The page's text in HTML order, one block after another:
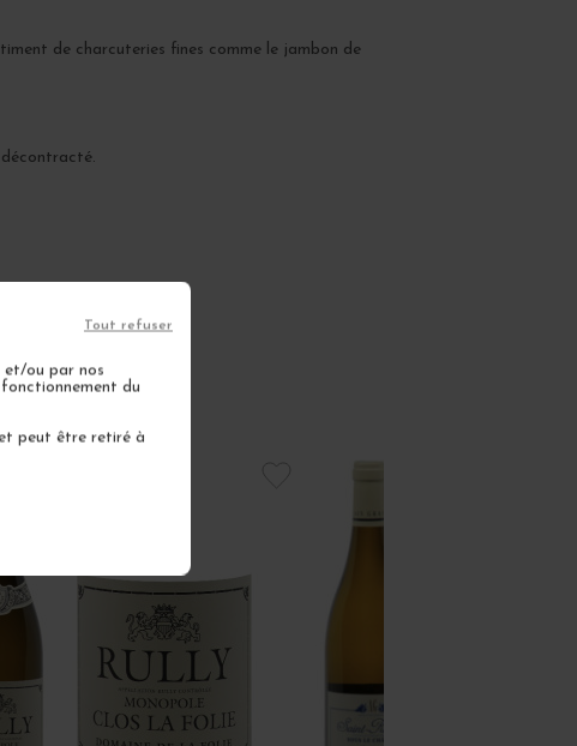
et/ou par nos
du
peut être retiré à
Tout refuser
de charcuteries fines comme le jambon de
décontracté.